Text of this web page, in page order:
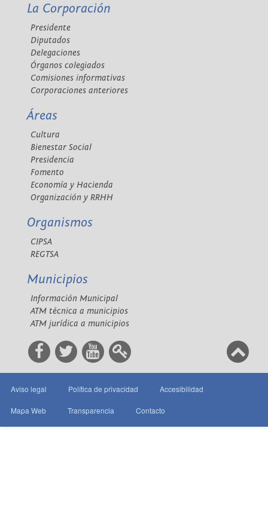
La Corporación
Presidente
Diputados
Delegaciones
Órganos colegiados
Comisiones informativas
Corporaciones anteriores
Áreas
Cultura
Bienestar Social
Presidencia
Fomento
Economía y Hacienda
Organización y RRHH
Organismos
CIPSA
REGTSA
Municipios
Información Municipal
ATM técnica a municipios
ATM jurídica a municipios
Aviso legal Política de privacidad Accesibilidad
Mapa Web Transparencia Contacto